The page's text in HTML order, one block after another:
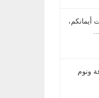
أيمانكم،
ونوم